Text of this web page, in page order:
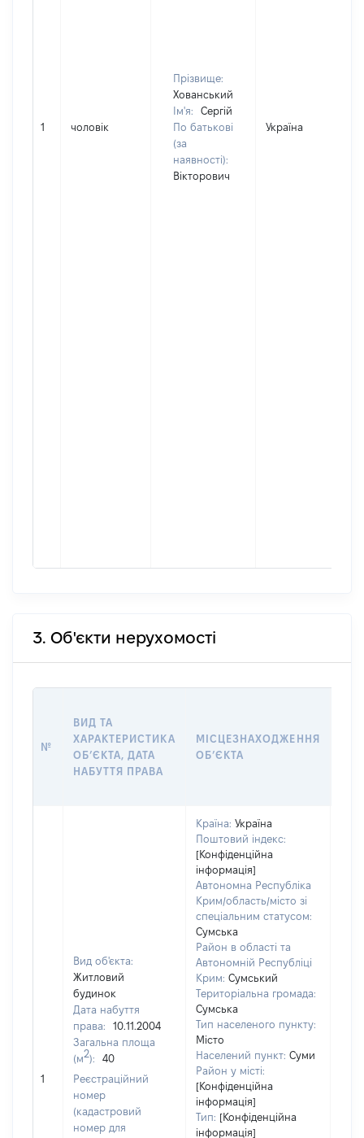
1 чоловік
Прізвище:
Хованський
Ім'я:
Сергій
По батькові
(за
наявності):
Вікторович
Україна
3. Об'єкти нерухомості
№
ВИД ТА
ХАРАКТЕРИСТИКА
ОБʼЄКТА, ДАТА
НАБУТТЯ ПРАВА
МІСЦЕЗНАХОДЖЕННЯ
ОБʼЄКТА
1
Вид об'єкта:
Житловий
будинок
Дата набуття
права:
10.11.2004
Загальна площа
(м2):
40
Реєстраційний
номер
(кадастровий
номер для
Країна: Україна
Поштовий індекс:
[Конфіденційна
інформація]
Автономна Республіка
Крим/область/місто зі
спеціальним статусом:
Сумська
Район в області та
Автономній Республіці
Крим: Сумський
Територіальна громада:
Сумська
Тип населеного пункту:
Місто
Населений пункт: Суми
Район у місті:
[Конфіденційна
інформація]
Тип: [Конфіденційна
інформація]